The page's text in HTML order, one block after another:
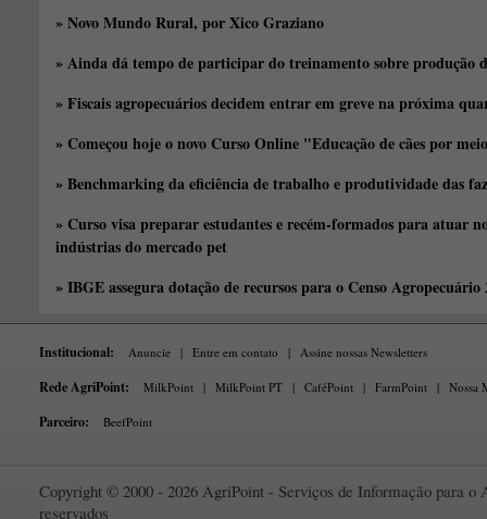
» Novo Mundo Rural, por Xico Graziano
» Ainda dá tempo de participar do treinamento sobre produção
» Fiscais agropecuários decidem entrar em greve na próxima
» Começou hoje o novo Curso Online "Educação de cães por
» Benchmarking da eficiência de trabalho e produtividade das
» Curso visa preparar estudantes e recém-formados para atuar
indústrias do mercado pet
» IBGE assegura dotação de recursos para o Censo Agropecuário
Institucional: Anuncie | Entre em contato | Assine nossas Newsletters
Rede AgriPoint: MilkPoint | MilkPoint PT | CaféPoint | FarmPoint | Nossa
Parceiro: BeefPoint
Copyright © 2000 - 2026 AgriPoint - Serviços de Informação para o
reservados